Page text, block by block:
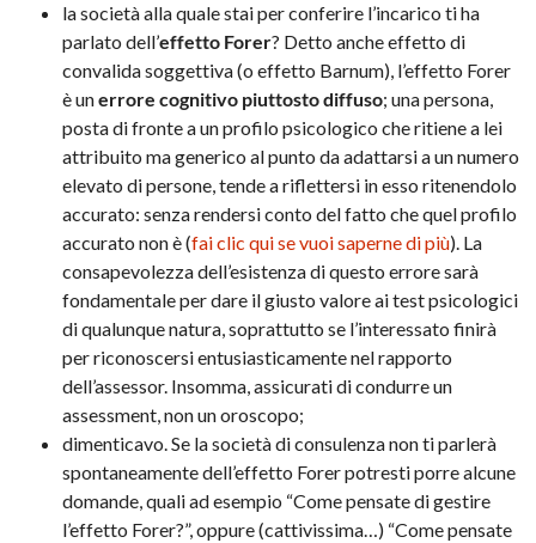
la società alla quale stai per conferire l’incarico ti ha
parlato dell’effetto Forer? Detto anche effetto di
convalida soggettiva (o effetto Barnum), l’effetto Forer
è unerrore cognitivo piuttosto diffuso; una persona,
posta di fronte a un profilo psicologico che ritiene a lei
attribuito ma generico al punto da adattarsi a un numero
elevato di persone, tende a riflettersi in esso ritenendolo
accurato: senza rendersi conto del fatto che quel profilo
accurato non è (fai clic qui se vuoi saperne di più). La
consapevolezza dell’esistenza di questo errore sarà
fondamentale per dare il giusto valore ai test psicologici
di qualunque natura, soprattutto se l’interessato finirà
per riconoscersi entusiasticamente nel rapporto
dell’assessor. Insomma, assicurati di condurre un
assessment, non un oroscopo;
dimenticavo. Se la società di consulenza non ti parlerà
spontaneamente dell’effetto Forer potresti porre alcune
domande, quali ad esempio “Come pensate di gestire
l’effetto Forer?”, oppure (cattivissima…) “Come pensate